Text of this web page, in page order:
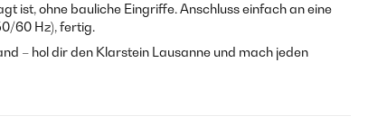
ist, ohne bauliche Eingriffe. Anschluss einfach an eine
60 Hz), fertig.
– hol dir den Klarstein Lausanne und mach jeden